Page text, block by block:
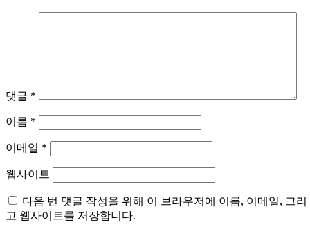
댓글 *
이름 *
이메일 *
웹사이트
다음 번 댓글 작성을 위해 이 브라우저에 이름, 이메일, 그리
고 웹사이트를 저장합니다.